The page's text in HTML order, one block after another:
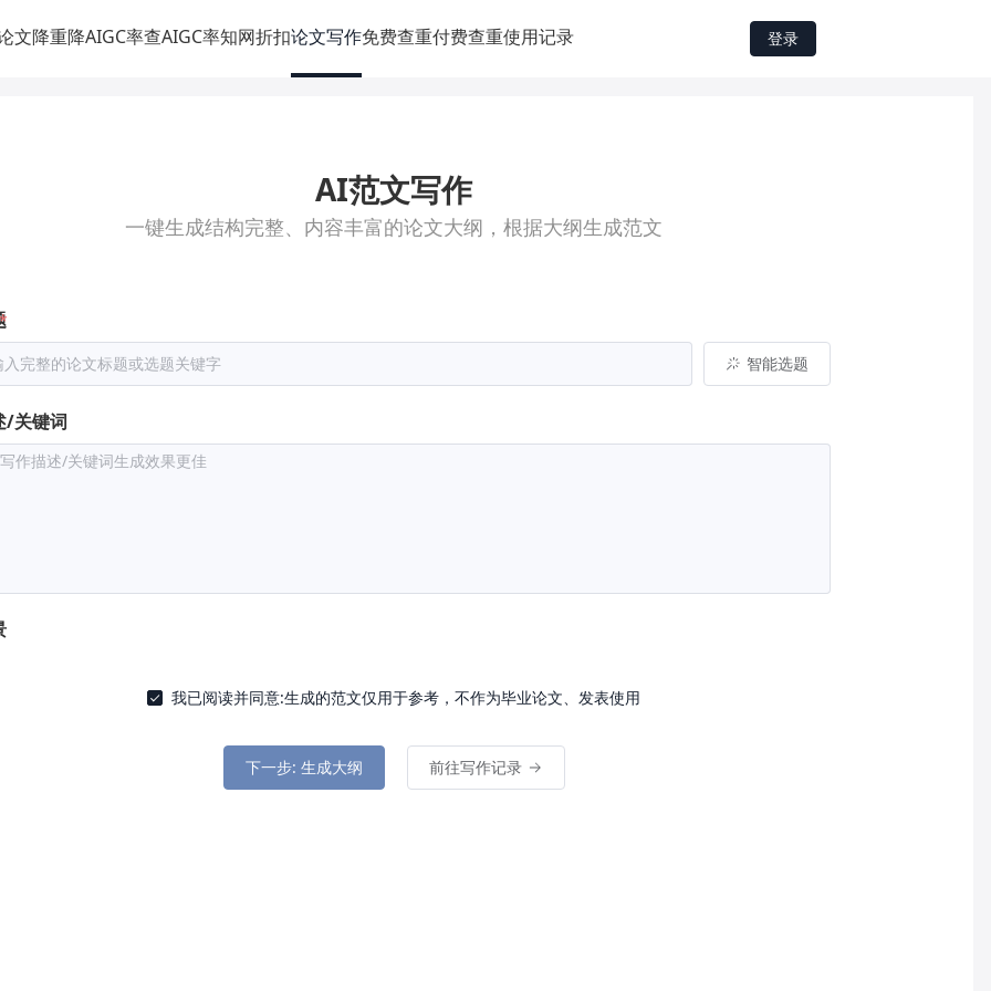
文降重降AIGC率查AIGC率知网折扣论文写作免费查重付费查重使用记录 登录
AI范文写作
一键生成结构完整、内容丰富的论文大纲，根据大纲生成范文
智能选题
/关键词
我已阅读并同意:生成的范文仅用于参考，不作为毕业论文、发表使用
下一步: 生成大纲 前往写作记录